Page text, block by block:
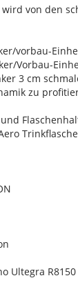
wird von den
vorbau-
Vorbau-
3 cm
zu
Ultegra